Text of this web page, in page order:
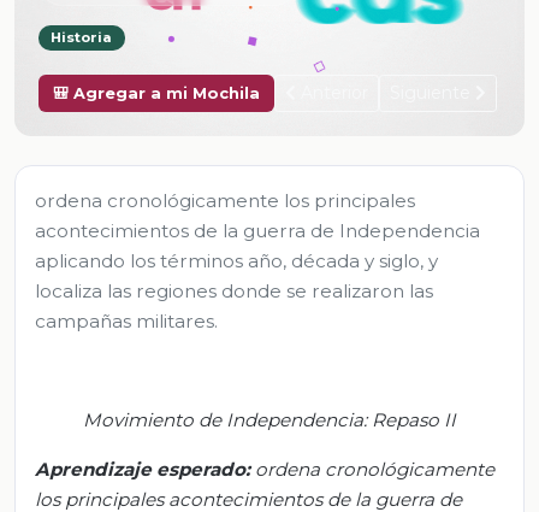
Historia
🎒 Agregar a mi Mochila
ordena cronológicamente los principales
acontecimientos de la guerra de Independencia
aplicando los términos año, década y siglo, y
localiza las regiones donde se realizaron las
campañas militares.
Movimiento de Independencia: Repaso II
Aprendizaje esperado:ordena cronológicamente
los principales acontecimientos de la guerra de